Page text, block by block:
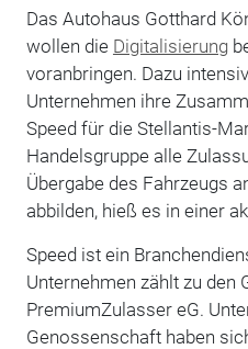
Das Autohaus Gotthard
wollen die Digitalisierung
voranbringen. Dazu
Unternehmen ihre
Speed für die Stellantis-
Handelsgruppe alle
Übergabe des Fahrzeugs
abbilden, hieß es in einer
Speed ist ein
Unternehmen zählt zu den
PremiumZulasser eG.
Genossenschaft haben